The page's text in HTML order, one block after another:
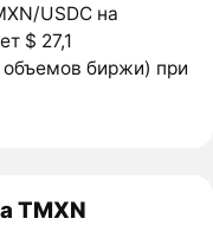
USDC на
$ 27,1
биржи) при
TMXN